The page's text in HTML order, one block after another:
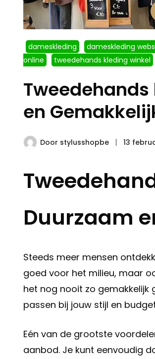
dameskleding dameskleding
online
tweedehands kleding winkel
en
Door stylusshopbe 13
Duurzaam
Steeds meer mensen
goed voor het milieu, maar
het nog nooit zo
passen bij jouw stijl en
Eén van de grootste
aanbod. Je kunt eenvoudig